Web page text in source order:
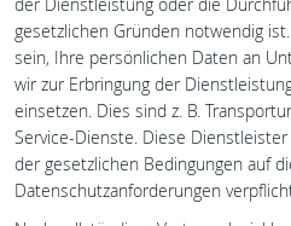
der Dienstleistung oder die
gesetzlichen Gründen notwendig
sein, Ihre persönlichen Daten an
wir zur Erbringung der
einsetzen. Dies sind z. B.
Service-Dienste. Diese
der gesetzlichen Bedingungen auf
Datenschutzanforderungen